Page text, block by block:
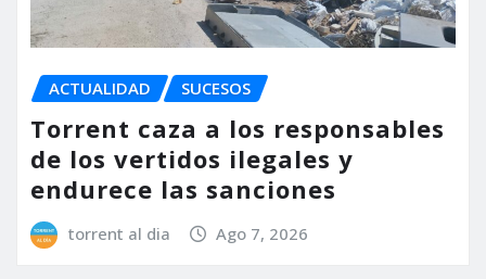
ACTUALIDAD SUCESOS
Torrent caza a los responsables
de los vertidos ilegales y
endurece las sanciones
torrent al dia Ago 7, 2026